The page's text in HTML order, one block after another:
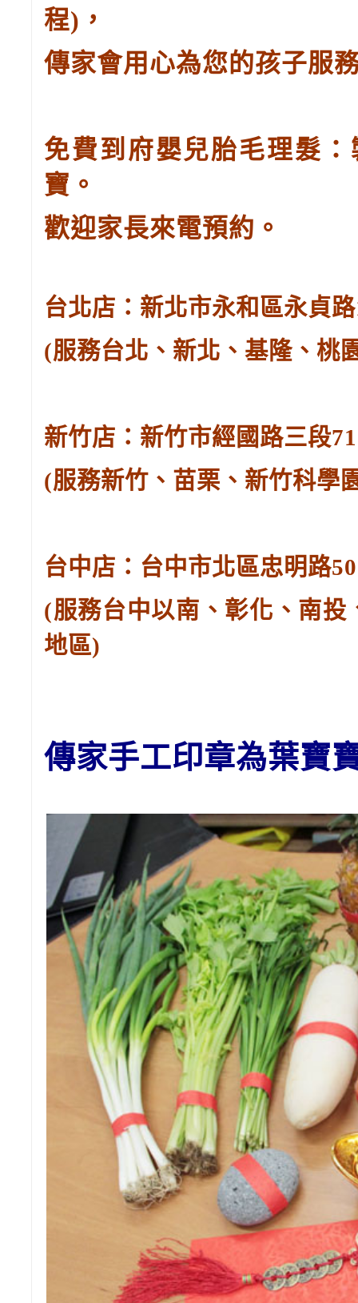
程) ，
傳家會用心為您的孩子服
免費到府嬰兒胎毛理髮
寶。
歡迎家長來電預約。
台北店：新北市永和區永貞
(服務台北、新北、基隆、桃
新竹店：新竹市經國路三段
(服務新竹、苗栗、新竹科學
台中店：台中市北區忠明路
(服務台中以南、彰化、南
地區)
傳家手工印章為葉寶